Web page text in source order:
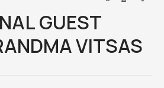
GUEST
VITSAS